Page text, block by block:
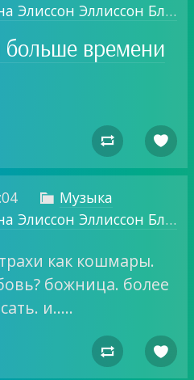
Лина Оля Луна Элиссон Эллиссон Блог о том, о чем хочу.
времени
 
 Музыка
Лина Оля Луна Элиссон Эллиссон Блог о том, о чем хочу.
как кошмары.
божница. более
и…..
 